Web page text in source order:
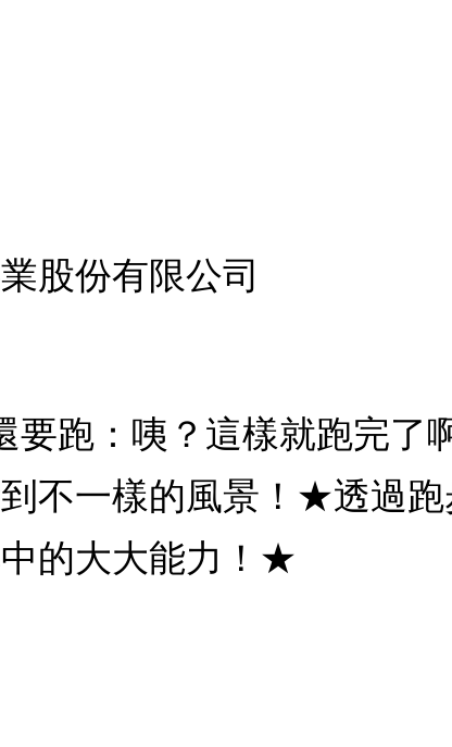
股份有限公司
要跑：咦？這樣就跑完了
不一樣的風景！★透過
的大大能力！★